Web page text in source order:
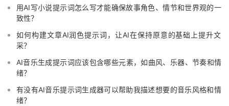
用AI写小说提示词怎么写才能确保故事角色、情节和世界观的一
致性？
如何构建文章AI润色提示词，让AI在保持原意的基础上提升文
采？
AI音乐生成提示词应该包含哪些元素，如曲风、乐器、节奏和情
绪？
有没有AI音乐提示词生成器可以帮助我描述想要的音乐风格和情
绪？